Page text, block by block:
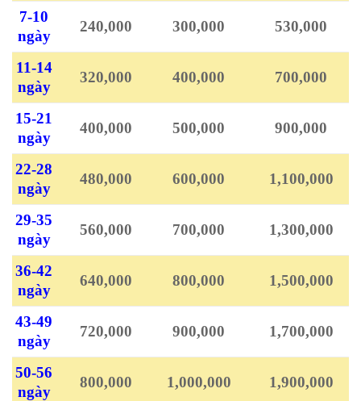
7-10
ngày
240,000 300,000 530,000
11-14
ngày
320,000 400,000 700,000
15-21
ngày
400,000 500,000 900,000
22-28
ngày
480,000 600,000 1,100,000
29-35
ngày
560,000 700,000 1,300,000
36-42
ngày
640,000 800,000 1,500,000
43-49
ngày
720,000 900,000 1,700,000
50-56
ngày
800,000 1,000,000 1,900,000